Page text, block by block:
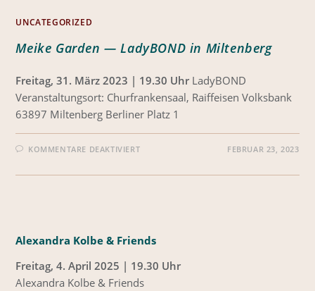
UNCATEGORIZED
Meike Garden — LadyBOND in Miltenberg
Freitag, 31. März 2023 | 19.30 Uhr LadyBOND
Veranstaltungsort: Churfrankensaal, Raiffeisen Volksbank
63897 Miltenberg Berliner Platz 1
KOMMENTARE DEAKTIVIERT FEBRUAR 23, 2023
Alexandra Kolbe & Friends
Freitag, 4. April 2025 | 19.30 Uhr
Alexandra Kolbe & Friends